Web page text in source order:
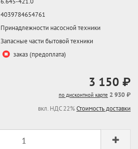
4039784654761
Принадлежности насосной техники
Запасные части бытовой техники
заказ (предоплата)
3 150 ₽
по дисконтной карте 2 930 ₽
вкл. НДС 22%Стоимость доставки